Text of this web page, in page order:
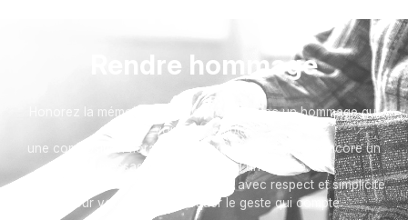
Rendre hommage
Honorez la mémoire de votre proche avec un hommage qui
vous ressemble :
une composition florale, une plaque, un arbre, ou encore un
message accompagné d'une photo.
Toutes nos options sont présentées avec respect et simplicité
pour vous aider à marquer le geste qui compte.